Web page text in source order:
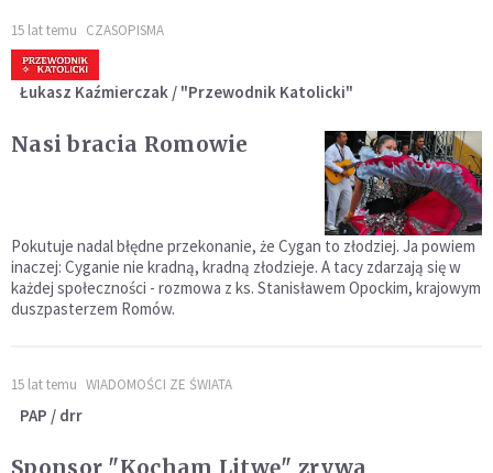
15 lat temu CZASOPISMA
Łukasz Kaźmierczak / "Przewodnik Katolicki"
Nasi bracia Romowie
Pokutuje nadal błędne przekonanie, że Cygan to złodziej. Ja powiem
inaczej: Cyganie nie kradną, kradną złodzieje. A tacy zdarzają się w
każdej społeczności - rozmowa z ks. Stanisławem Opockim, krajowym
duszpasterzem Romów.
15 lat temu WIADOMOŚCI ZE ŚWIATA
PAP / drr